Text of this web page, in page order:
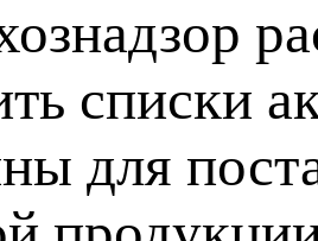
списки
для